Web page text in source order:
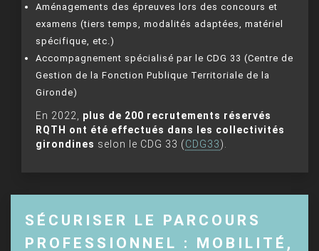
Aménagements des épreuves lors des concours et
examens (tiers temps, modalités adaptées, matériel
spécifique, etc.)
Accompagnement spécialisé par le CDG 33 (Centre de
Gestion de la Fonction Publique Territoriale de la
Gironde)
En 2022, plus de 200 recrutements réservés
RQTH ont été effectués dans les collectivités
girondines selon le CDG 33 (CDG33).
SÉCURISER LE PARCOURS
PROFESSIONNEL : MOBILITÉ,